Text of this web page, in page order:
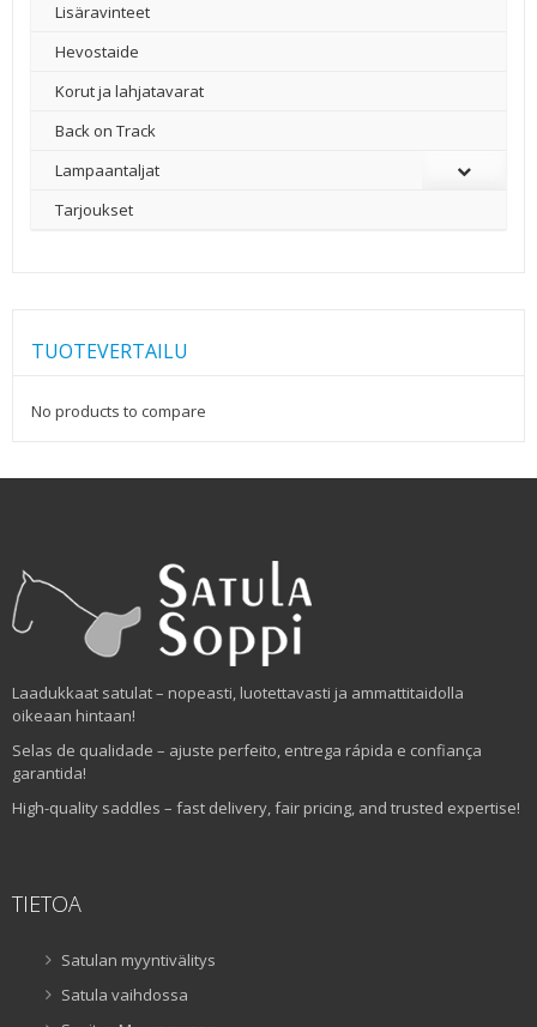
Lisäravinteet
Hevostaide
Korut ja lahjatavarat
Back on Track
Lampaantaljat
Tarjoukset
TUOTEVERTAILU
No products to compare
Laadukkaat satulat – nopeasti, luotettavasti ja ammattitaidolla
oikeaan hintaan!
Selas de qualidade – ajuste perfeito, entrega rápida e confiança
garantida!
High-quality saddles – fast delivery, fair pricing, and trusted expertise!
TIETOA
Satulan myyntivälitys
Satula vaihdossa